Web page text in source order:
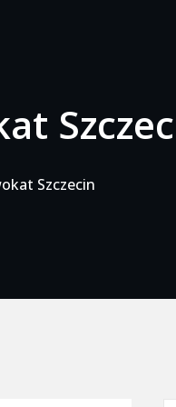
Szczecin